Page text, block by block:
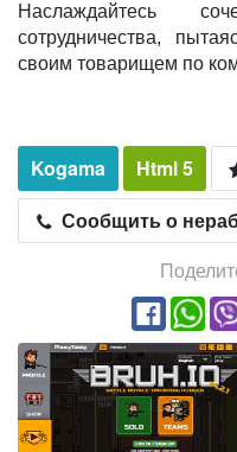
Наслаждайтесь
сотрудничества,
своим товарищем по
Kogama Html 5
Сообщить о